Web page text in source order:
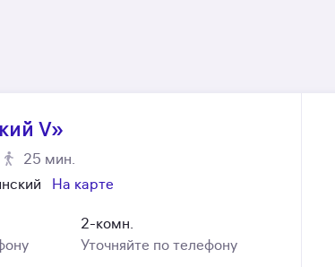
V»
25 мин.
На карте
2-комн.
Уточняйте по телефону